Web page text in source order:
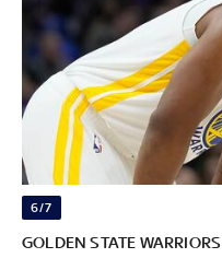
6/7
GOLDEN STATE WARRIORS